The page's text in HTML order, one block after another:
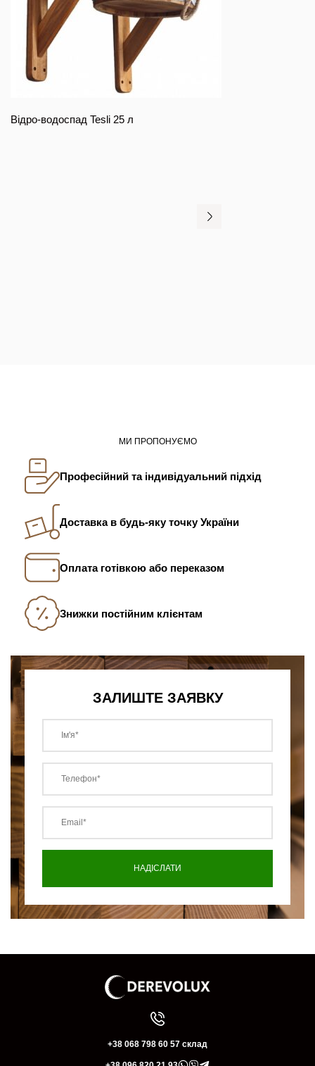
Відро-водоспад Tesli 25 л
МИ ПРОПОНУЄМО
Професійний та індивідуальний підхід
Доставка в будь-яку точку України
Оплата готівкою або переказом
Знижки постійним клієнтам
ЗАЛИШТЕ ЗАЯВКУ
+38 068 798 60 57 склад